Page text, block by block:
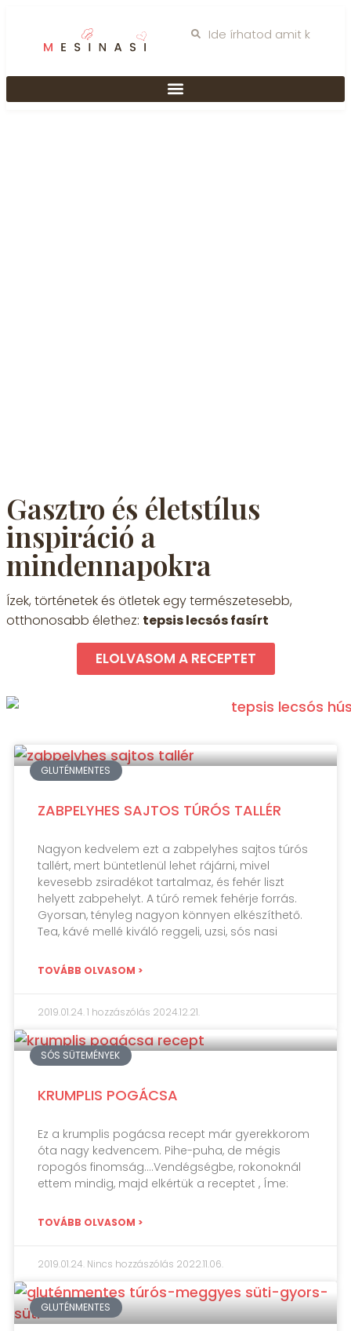
Gasztro és életstílus
inspiráció a
mindennapokra
Ízek, történetek és ötletek egy természetesebb,
otthonosabb élethez: tepsis lecsós fasírt
ELOLVASOM A RECEPTET
GLUTÉNMENTES
ZABPELYHES SAJTOS TÚRÓS TALLÉR
Nagyon kedvelem ezt a zabpelyhes sajtos túrós
tallért, mert büntetlenül lehet rájárni, mivel
kevesebb zsiradékot tartalmaz, és fehér liszt
helyett zabpehelyt. A túró remek fehérje forrás.
Gyorsan, tényleg nagyon könnyen elkészíthető.
Tea, kávé mellé kiváló reggeli, uzsi, sós nasi
TOVÁBB OLVASOM >
2019.01.24.1 hozzászólás 2024.12.21.
SÓS SÜTEMÉNYEK
KRUMPLIS POGÁCSA
Ez a krumplis pogácsa recept már gyerekkorom
óta nagy kedvencem. Pihe-puha, de mégis
ropogós finomság….Vendégségbe, rokonoknál
ettem mindig, majd elkértük a receptet , Íme:
TOVÁBB OLVASOM >
2019.01.24. Nincs hozzászólás 2022.11.06.
GLUTÉNMENTES